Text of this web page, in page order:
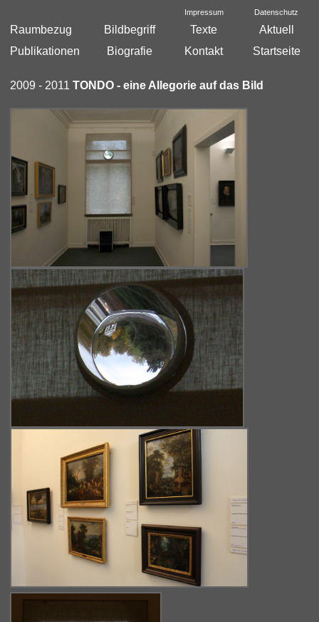
Impressum Datenschutz
Raumbezug Bildbegriff Texte
Aktuell
Publikationen
Biografie Kontakt Startseite
2009 - 2011 TONDO - eine Allegorie auf das Bild